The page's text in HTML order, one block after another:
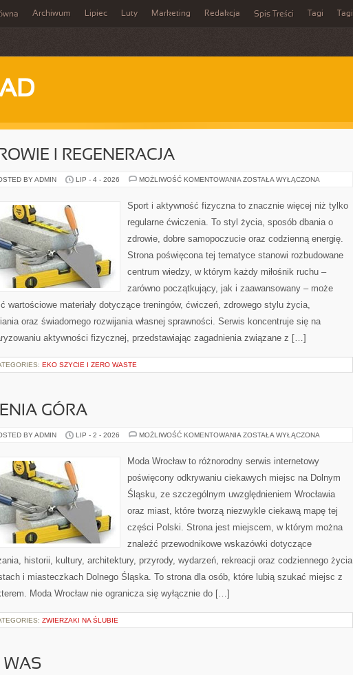
Archiwum Lipiec Luty Marketing Redakcja Spis Treści Tagi Tagi
I REGENERACJA
BY ADMIN LIP - 4 - 2026 MOŻLIWOŚĆ KOMENTOWANIA ZDROWIE
ZOSTAŁA WYŁĄCZONA
Sport i aktywność fizyczna to znacznie więcej niż tylko
regularne ćwiczenia. To styl życia, sposób dbania o
zdrowie, dobre samopoczucie oraz codzienną energię.
Strona poświęcona tej tematyce stanowi rozbudowane
centrum wiedzy, w którym każdy miłośnik ruchu –
zarówno początkujący, jak i zaawansowany – może
wartościowe materiały dotyczące treningów, ćwiczeń, zdrowego stylu życia,
oraz świadomego rozwijania własnej sprawności. Serwis koncentruje się na
aktywności fizycznej, przedstawiając zagadnienia związane z […]
EKO SZYCIE I ZERO WASTE
GÓRA
BY ADMIN LIP - 2 - 2026 MOŻLIWOŚĆ KOMENTOWANIA JELENIA
ZOSTAŁA WYŁĄCZONA
Moda Wrocław to różnorodny serwis internetowy
poświęcony odkrywaniu ciekawych miejsc na Dolnym
Śląsku, ze szczególnym uwzględnieniem Wrocławia
oraz miast, które tworzą niezwykle ciekawą mapę tej
części Polski. Strona jest miejscem, w którym można
znaleźć przewodnikowe wskazówki dotyczące
historii, kultury, architektury, przyrody, wydarzeń, rekreacji oraz codziennego życia
i miasteczkach Dolnego Śląska. To strona dla osób, które lubią szukać miejsc z
Moda Wrocław nie ogranicza się wyłącznie do […]
ZWIERZAKI NA ŚLUBIE
WAS